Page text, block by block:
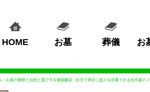
HOME お墓 葬儀 お
› お墓の種類と目的と選び方を徹底解説 › 自宅で身近に故人を供養できる自宅墓の